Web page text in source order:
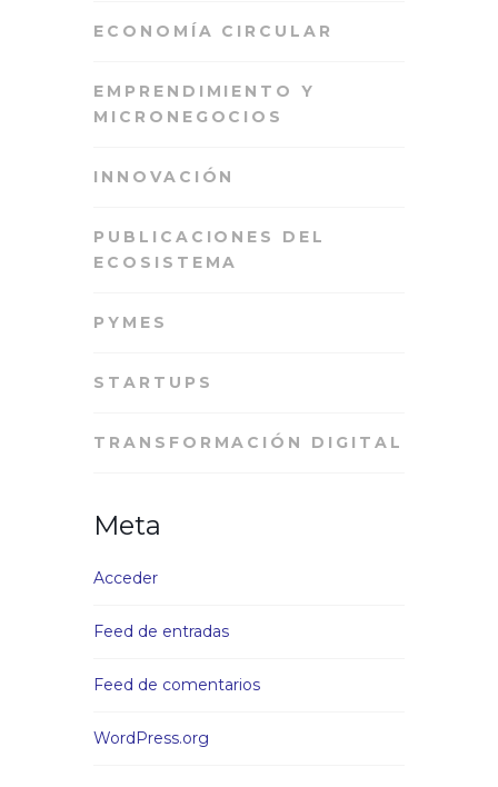
ECONOMÍA CIRCULAR
EMPRENDIMIENTO Y
MICRONEGOCIOS
INNOVACIÓN
PUBLICACIONES DEL
ECOSISTEMA
PYMES
STARTUPS
TRANSFORMACIÓN DIGITAL
Meta
Acceder
Feed de entradas
Feed de comentarios
WordPress.org